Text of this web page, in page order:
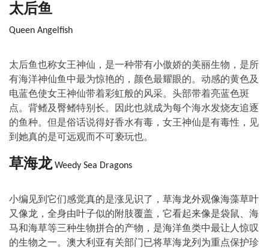
太后鱼
Queen Angelfish
太后鱼也称女王神仙，是一种带有小傲娇的美丽生物，是所
有海洋神仙鱼中最为惊艳的，颜色最耀眼的。动感的黄色及
电蓝色使女王神仙带着彩虹般的风采。头部带着亮蓝色斑
点。背鳍及臀鳍特别长。因此也就成为每个海水发烧友追逐
的鱼种。但是俗话说得好香水有毒，女王神仙是有毒性，见
到她真的是可远观而不可亵玩也。
草海龙Weedy Sea Dragons
小编见到它们感觉真的是涨见识了，草海龙外观像海藻草叶
又像龙，全身由叶子似的附肢覆盖，它看起来像是袋鼠、海
马和海草等三种生物拼合的产物，是海洋鱼类中最让人惊叹
的生物之一。澳大利亚有关部门已将草海龙列为重点保护珍